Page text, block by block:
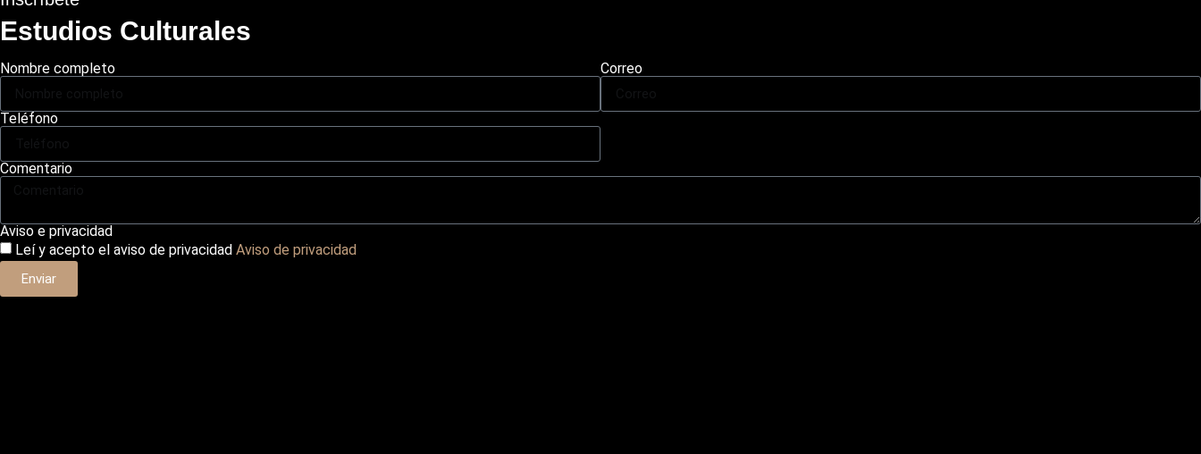
Estudios Culturales
Nombre completo Correo
Teléfono
Comentario
Aviso e privacidad
Leí y acepto el aviso de privacidad Aviso de privacidad
Enviar